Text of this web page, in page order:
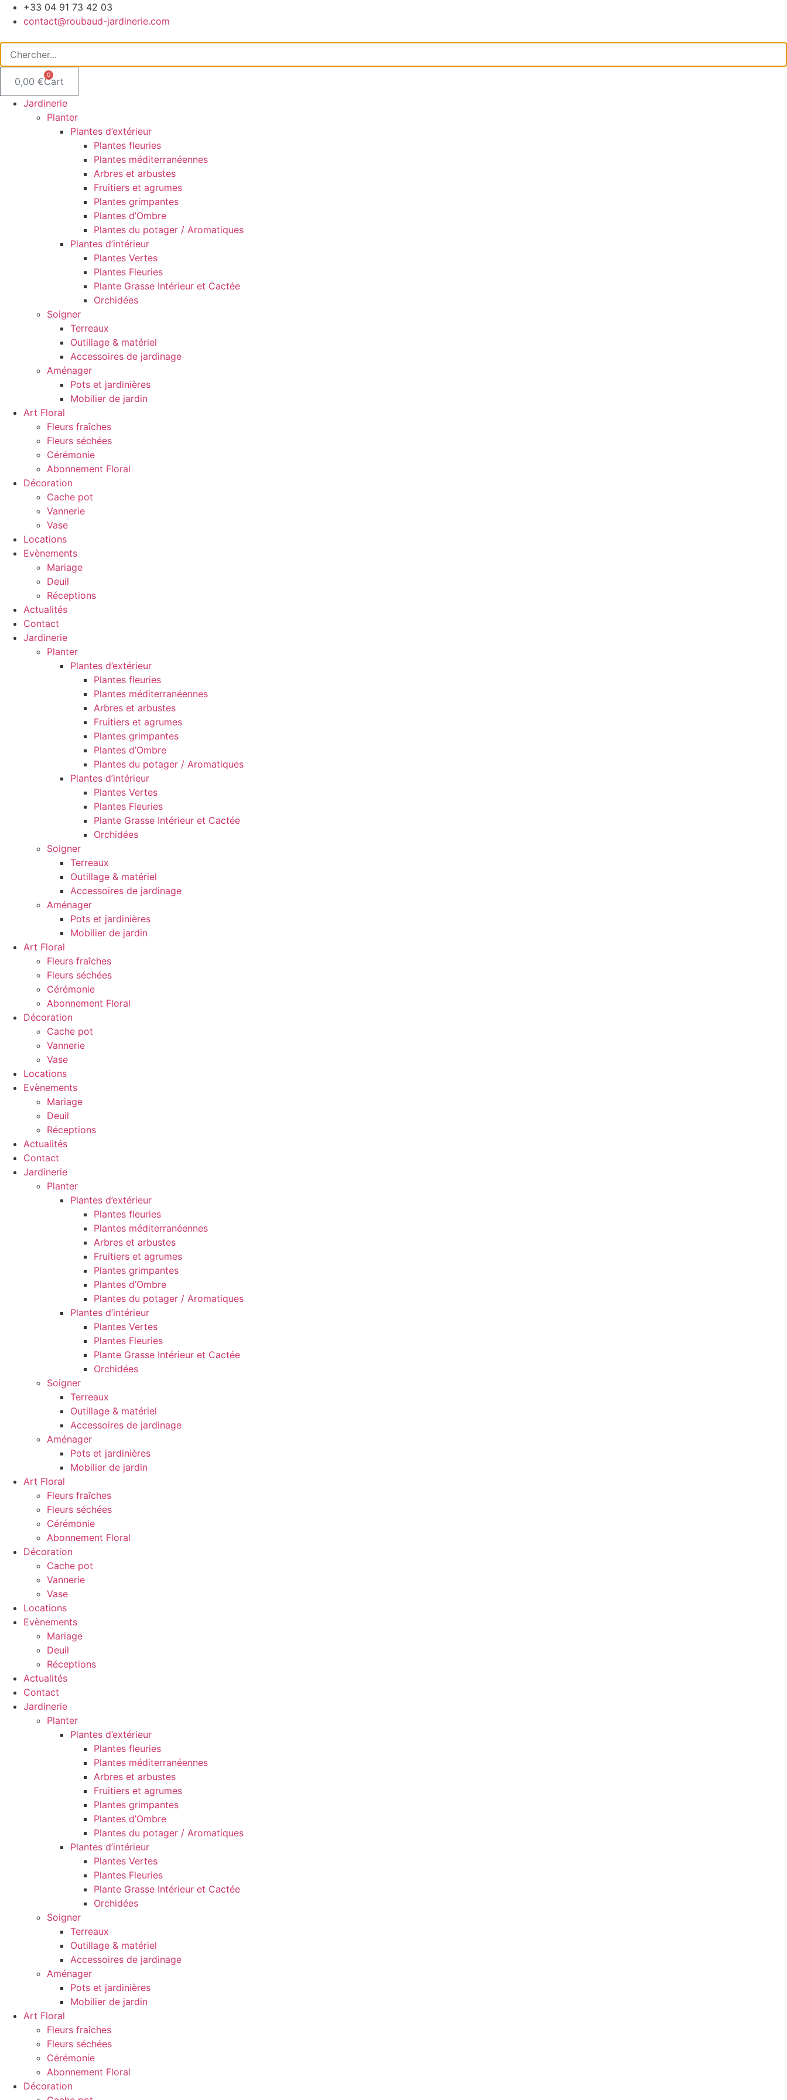
Aller
+33 04 91 73 42 03
contact@roubaud-jardinerie.com
0,00 €
0
Cart
Jardinerie
Planter
Plantes d’extérieur
Plantes fleuries
Plantes méditerranéennes
Arbres et arbustes
Fruitiers et agrumes
Plantes grimpantes
Plantes d’Ombre
Plantes du potager / Aromatiques
Plantes d’intérieur
Plantes Vertes
Plantes Fleuries
Plante Grasse Intérieur et Cactée
Orchidées
Soigner
Terreaux
Outillage & matériel
Accessoires de jardinage
Aménager
Pots et jardinières
Mobilier de jardin
Art Floral
Fleurs fraîches
Fleurs séchées
Cérémonie
Abonnement Floral
Décoration
Cache pot
Vannerie
Vase
Locations
Evènements
Mariage
Deuil
Réceptions
Actualités
Contact
Jardinerie
Planter
Plantes d’extérieur
Plantes fleuries
Plantes méditerranéennes
Arbres et arbustes
Fruitiers et agrumes
Plantes grimpantes
Plantes d’Ombre
Plantes du potager / Aromatiques
Plantes d’intérieur
Plantes Vertes
Plantes Fleuries
Plante Grasse Intérieur et Cactée
Orchidées
Soigner
Terreaux
Outillage & matériel
Accessoires de jardinage
Aménager
Pots et jardinières
Mobilier de jardin
Art Floral
Fleurs fraîches
Fleurs séchées
Cérémonie
Abonnement Floral
Décoration
Cache pot
Vannerie
Vase
Locations
Evènements
Mariage
Deuil
Réceptions
Actualités
Contact
Jardinerie
Planter
Plantes d’extérieur
Plantes fleuries
Plantes méditerranéennes
Arbres et arbustes
Fruitiers et agrumes
Plantes grimpantes
Plantes d’Ombre
Plantes du potager / Aromatiques
Plantes d’intérieur
Plantes Vertes
Plantes Fleuries
Plante Grasse Intérieur et Cactée
Orchidées
Soigner
Terreaux
Outillage & matériel
Accessoires de jardinage
Aménager
Pots et jardinières
Mobilier de jardin
Art Floral
Fleurs fraîches
Fleurs séchées
Cérémonie
Abonnement Floral
Décoration
Cache pot
Vannerie
Vase
Locations
Evènements
Mariage
Deuil
Réceptions
Actualités
Contact
Jardinerie
Planter
Plantes d’extérieur
Plantes fleuries
Plantes méditerranéennes
Arbres et arbustes
Fruitiers et agrumes
Plantes grimpantes
Plantes d’Ombre
Plantes du potager / Aromatiques
Plantes d’intérieur
Plantes Vertes
Plantes Fleuries
Plante Grasse Intérieur et Cactée
Orchidées
Soigner
Terreaux
Outillage & matériel
Accessoires de jardinage
Aménager
Pots et jardinières
Mobilier de jardin
Art Floral
Fleurs fraîches
Fleurs séchées
Cérémonie
Abonnement Floral
Décoration